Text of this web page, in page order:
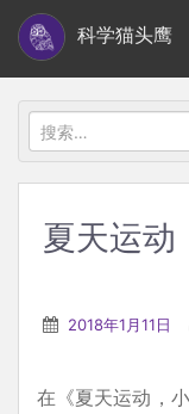
i
科学猫头鹰
搜
索：
夏天运动
2018年1月11日
在《夏天运动，